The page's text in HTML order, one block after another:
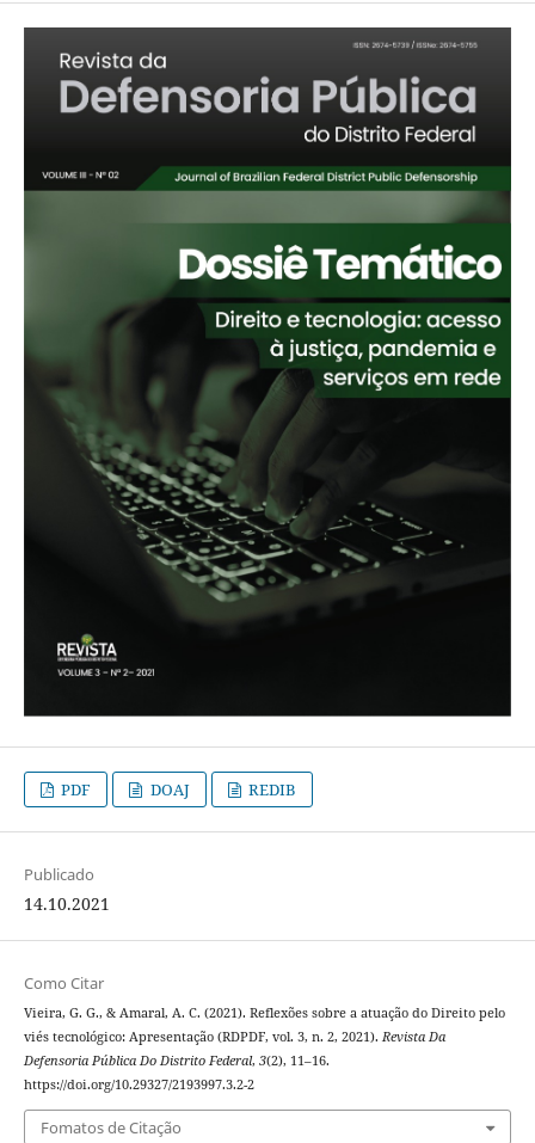
PDF DOAJ REDIB
Publicado
14.10.2021
Como Citar
Vieira, G. G., & Amaral, A. C. (2021). Reflexões sobre a atuação do Direito pelo
viés tecnológico: Apresentação (RDPDF, vol. 3, n. 2, 2021). Revista Da
Defensoria Pública Do Distrito Federal, 3(2), 11–16.
https://doi.org/10.29327/2193997.3.2-2
Fomatos de Citação